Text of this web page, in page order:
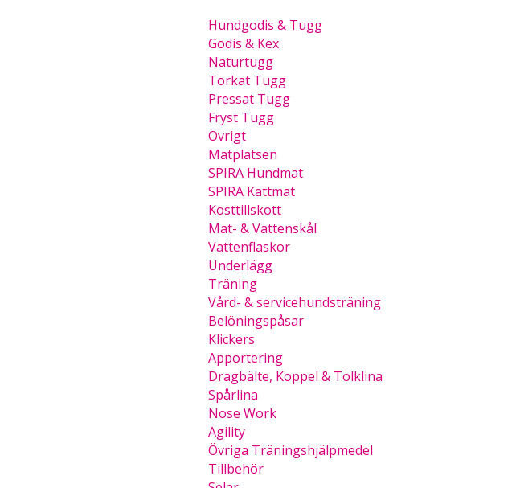
Hundgodis & Tugg
Godis & Kex
Naturtugg
Torkat Tugg
Pressat Tugg
Fryst Tugg
Övrigt
Matplatsen
SPIRA Hundmat
SPIRA Kattmat
Kosttillskott
Mat- & Vattenskål
Vattenflaskor
Underlägg
Träning
Vård- & servicehundsträning
Belöningspåsar
Klickers
Apportering
Dragbälte, Koppel & Tolklina
Spårlina
Nose Work
Agility
Övriga Träningshjälpmedel
Tillbehör